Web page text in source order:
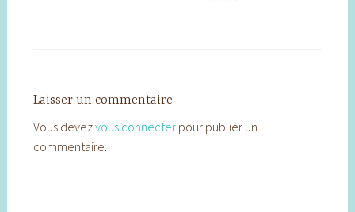
Laisser un commentaire
Vous devezvous connecterpour publier un
commentaire.